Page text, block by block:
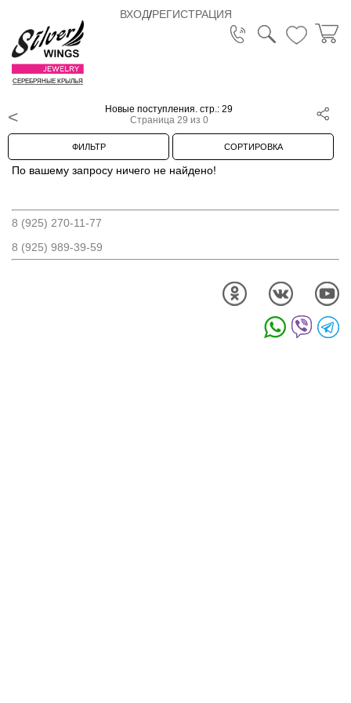
ВХОД/РЕГИСТРАЦИЯ
СЕРЕБРЯНЫЕ КРЫЛЬЯ
Новые поступления. стр.: 29
Страница 29 из 0
ФИЛЬТР СОРТИРОВКА
По вашему запросу ничего не найдено!
8 (925) 270-11-77
8 (925) 989-39-59